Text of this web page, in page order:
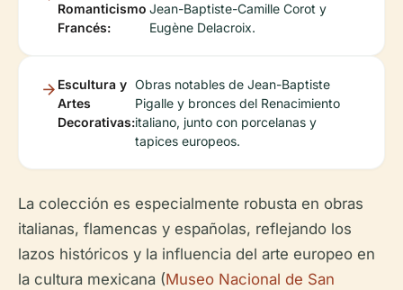
Romanticismo
Francés:
Jean-Baptiste-Camille Corot y
Eugène Delacroix.
Escultura y
Artes
Decorativas:
Obras notables de Jean-Baptiste
Pigalle y bronces del Renacimiento
italiano, junto con porcelanas y
tapices europeos.
La colección es especialmente robusta en obras
italianas, flamencas y españolas, reflejando los
lazos históricos y la influencia del arte europeo en
la cultura mexicana (Museo Nacional de San